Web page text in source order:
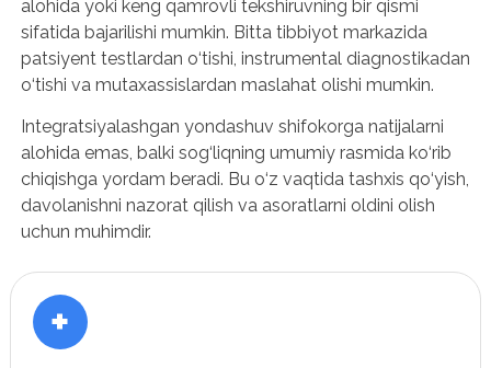
alohida yoki keng qamrovli tekshiruvning bir qismi
sifatida bajarilishi mumkin. Bitta tibbiyot markazida
patsiyent testlardan o‘tishi, instrumental diagnostikadan
o‘tishi va mutaxassislardan maslahat olishi mumkin.
Integratsiyalashgan yondashuv shifokorga natijalarni
alohida emas, balki sog‘liqning umumiy rasmida ko‘rib
chiqishga yordam beradi. Bu o‘z vaqtida tashxis qo‘yish,
davolanishni nazorat qilish va asoratlarni oldini olish
uchun muhimdir.
+